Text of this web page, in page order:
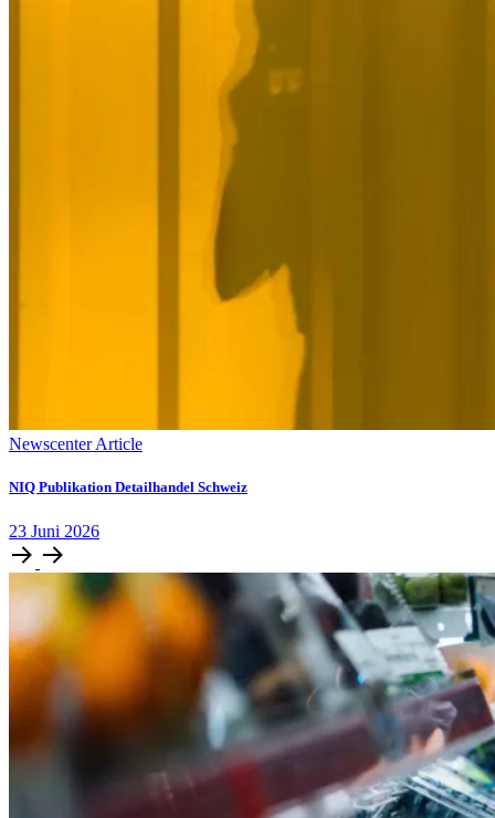
Newscenter Article
NIQ Publikation Detailhandel Schweiz
23 Juni 2026